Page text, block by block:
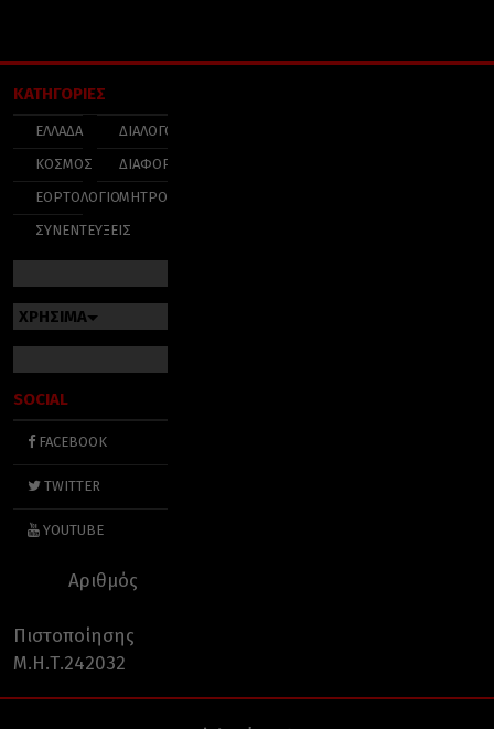
ΚΑΤΗΓΟΡΙΕΣ
ΕΛΛΑΔΑ
ΚΟΣΜΟΣ
ΕΟΡΤΟΛΟΓΙΟ
ΣΥΝΕΝΤΕΥΞΕΙΣ
ΔΙΑΛΟΓΟΣ
ΔΙΑΦΟΡΑ
ΜΗΤΡΟΠΟΛΕΙΣ
ΧΡΗΣΙΜΑ
SOCIAL
FACEBOOK
TWITTER
YOUTUBE
Αριθμός
Πιστοποίησης
Μ.Η.Τ.242032